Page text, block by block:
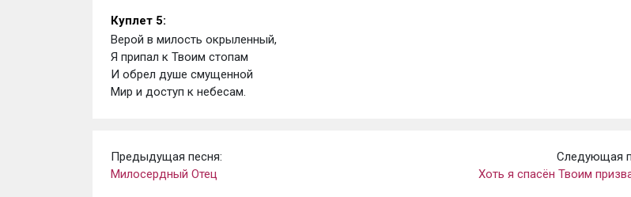
Куплет 5:
Верой в милость окрыленный,
Я припал к Твоим стопам
И обрел душе смущенной
Мир и доступ к небесам.
Предыдущая песня:
Милосердный Отец
Следующая
Хоть я спасён Твоим